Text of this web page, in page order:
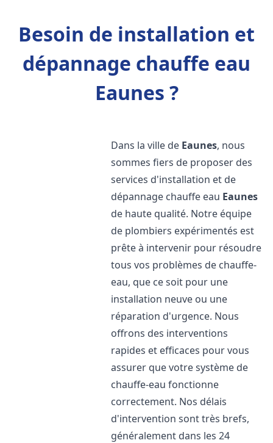
Besoin de installation et
dépannage chauffe eau
Eaunes ?
Dans la ville de Eaunes, nous
sommes fiers de proposer des
services d'installation et de
dépannage chauffe eau Eaunes
de haute qualité. Notre équipe
de plombiers expérimentés est
prête à intervenir pour résoudre
tous vos problèmes de chauffe-
eau, que ce soit pour une
installation neuve ou une
réparation d'urgence. Nous
offrons des interventions
rapides et efficaces pour vous
assurer que votre système de
chauffe-eau fonctionne
correctement. Nos délais
d'intervention sont très brefs,
généralement dans les 24